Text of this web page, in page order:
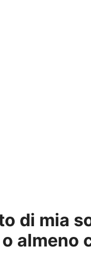
di mia
o almeno